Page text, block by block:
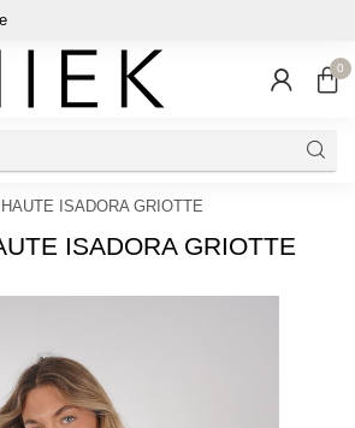
0
ISADORA GRIOTTE
ISADORA GRIOTTE